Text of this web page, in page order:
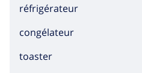
réfrigérateur
congélateur
toaster